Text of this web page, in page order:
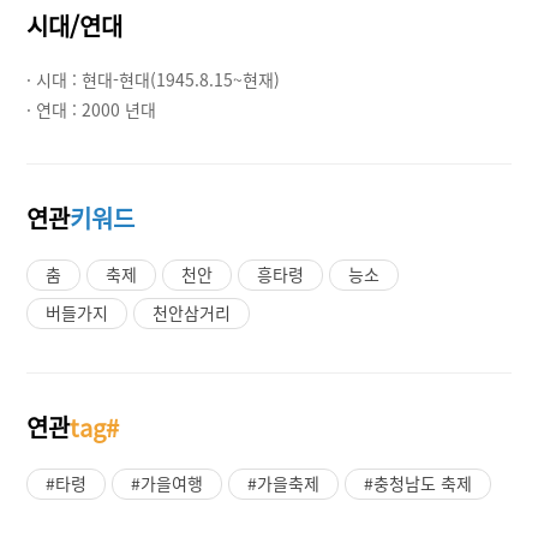
시대/연대
· 시대 :현대-현대(1945.8.15~현재)
· 연대 :2000 년대
연관키워드
춤 축제 천안 흥타령
능소
버들가지
천안삼거리
연관tag#
#타령 #가을여행 #가을축제 #충청남도 축제